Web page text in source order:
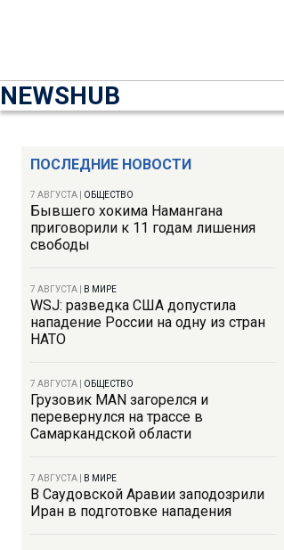
NEWSHUB
ПОСЛЕДНИЕ НОВОСТИ
7 АВГУСТА ОБЩЕСТВО
Бывшего хокима Намангана
приговорили к 11 годам лишения
свободы
7 АВГУСТА В МИРЕ
WSJ: разведка США допустила
нападение России на одну из стран
НАТО
7 АВГУСТА ОБЩЕСТВО
Грузовик MAN загорелся и
перевернулся на трассе в
Самаркандской области
7 АВГУСТА В МИРЕ
В Саудовской Аравии заподозрили
Иран в подготовке нападения